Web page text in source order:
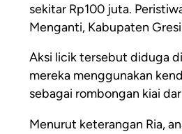
sekitar Rp100 juta.
Menganti, Kabupaten
Aksi licik tersebut diduga
mereka menggunakan
sebagai rombongan kiai
Menurut keterangan Ria,